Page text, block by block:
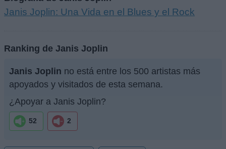
Janis Joplin: Una Vida en el Blues y el Rock
Ranking de Janis Joplin
Janis Joplin no está entre los 500 artistas más
apoyados y visitados de esta semana.
¿Apoyar a Janis Joplin?
52 2